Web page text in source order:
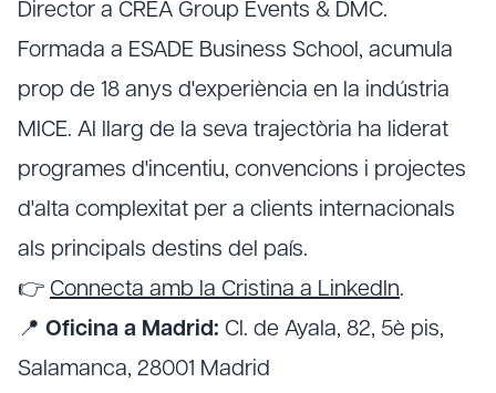
Director a CREA Group Events & DMC.
Formada a ESADE Business School, acumula
prop de 18 anys d'experiència en la indústria
MICE. Al llarg de la seva trajectòria ha liderat
programes d'incentiu, convencions i projectes
d'alta complexitat per a clients internacionals
als principals destins del país.
👉 Connecta amb la Cristina a LinkedIn.
📍 Oficina a Madrid: Cl. de Ayala, 82, 5è pis,
Salamanca, 28001 Madrid